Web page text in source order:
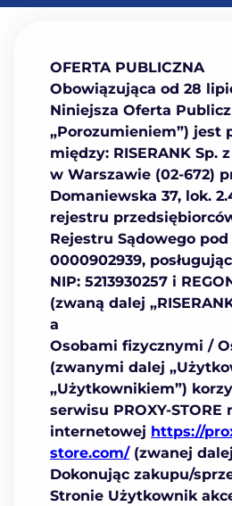
OFERTA PUBLICZNA
Obowiązująca od 28
Niniejsza Oferta
„Porozumieniem”) jest
między: RISERANK Sp.
w Warszawie (02-672)
Domaniewska 37, lok.
rejestru
Rejestru Sądowego
0000902939,
NIP: 5213930257 i
(zwaną dalej „
a
Osobami fizycznymi /
(zwanymi dalej „
„Użytkownikiem”)
serwisu PROXY-STORE
internetowej https://
store.com/(zwanej dalej
Dokonując zakupu/
Stronie Użytkownik